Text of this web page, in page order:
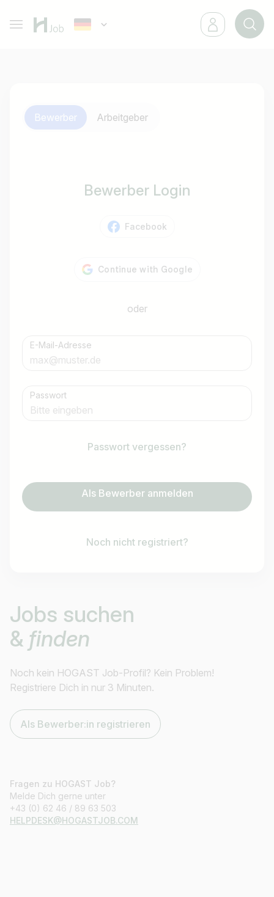
Jobs suchen
& finden
Noch kein HOGAST Job-Profil? Kein Problem!
Registriere Dich in nur 3 Minuten.
Als Bewerber:in registrieren
Fragen zu HOGAST Job?
Melde Dich gerne unter
+43 (0) 62 46 / 89 63 503
HELPDESK@HOGASTJOB.COM
Bewerber Arbeitgeber
Bewerber Login
Facebook
oder
E-Mail-Adresse
Passwort
Passwort vergessen?
Als Bewerber anmelden
Noch nicht registriert?
Ich suche nach …
z.B. Österreich
Land / Bundesland
Jobs finden